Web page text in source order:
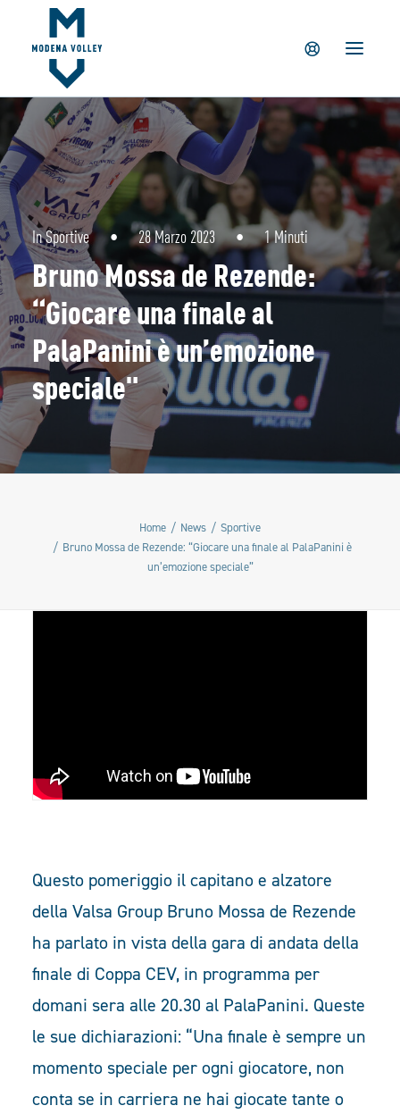
IL CLUB
NEWS
TICKETING
SUMMER CAMP
MV PARTNERS
PALAPANINI
GIOVANILI
ACADEMY
STORE
InSportive • 28 Marzo 2023 • 1 Minuti
Bruno Mossa de Rezende:
“Giocare una finale al
PalaPanini è un’emozione
speciale"
Home News
Sportive
Bruno Mossa de Rezende: “Giocare una finale al PalaPanini è
un’emozione speciale”
Questo pomeriggio il capitano e alzatore
della Valsa Group Bruno Mossa de Rezende
ha parlato in vista della gara di andata della
finale di Coppa CEV, in programma per
domani sera alle 20.30 al PalaPanini. Queste
le sue dichiarazioni: “Una finale è sempre un
momento speciale per ogni giocatore, non
conta se in carriera ne hai giocate tante o